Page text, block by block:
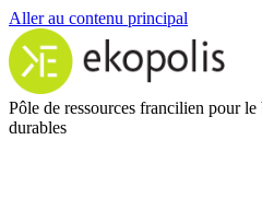
Aller au contenu principal
Pôle de ressources francilien pour
durables